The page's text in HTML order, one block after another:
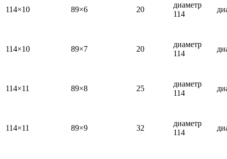
114×10 89×6 20
диаметр
114
114×10 89×7 20
диаметр
114
114×11 89×8 25
диаметр
114
114×11 89×9 32
диаметр
114